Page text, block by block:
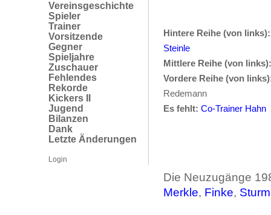
Vereinsgeschichte
Spieler
Trainer
Vorsitzende
Gegner
Spieljahre
Zuschauer
Fehlendes
Rekorde
Kickers II
Jugend
Bilanzen
Dank
Letzte Änderungen
Login
Hintere Reihe (von links):
Steinle
Mittlere Reihe (von links):
Vordere Reihe (von
Redemann
Es fehlt: Co-Trainer Hahn
Die Neuzugänge
Merkle, Finke, Sturm